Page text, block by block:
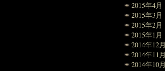
2015年4月
2015年3月
2015年2月
2015年1月
2014年12月
2014年11月
2014年10月